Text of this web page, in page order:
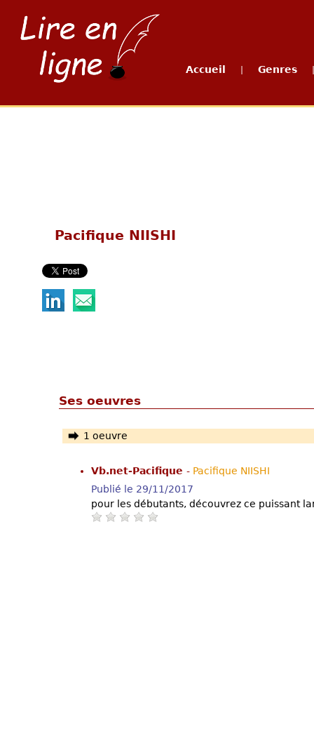
Accueil Genres
Pacifique NIISHI
Ses oeuvres
1 oeuvre
Vb.net-Pacifique - Pacifique NIISHI
Publié le 29/11/2017
pour les débutants, découvrez ce puissant